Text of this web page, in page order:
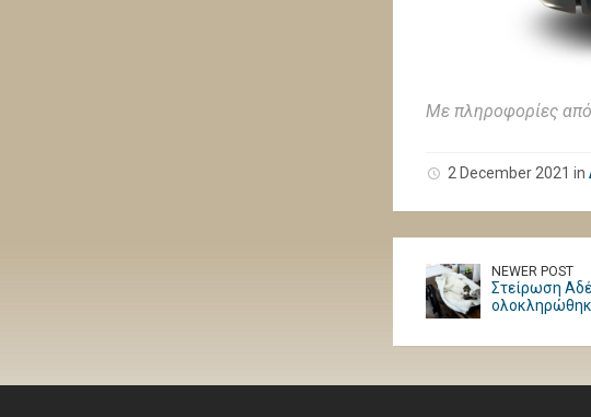
Με πληροφορίες
2 December 2021 in
NEWER POST
Στείρωση